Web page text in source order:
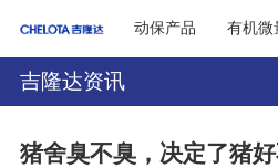
动保产品 有机微
吉隆达资讯
猪舍臭不臭，决定了猪